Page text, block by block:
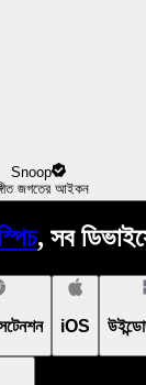
Snoop
জগতের আইকন
, সব
iOS